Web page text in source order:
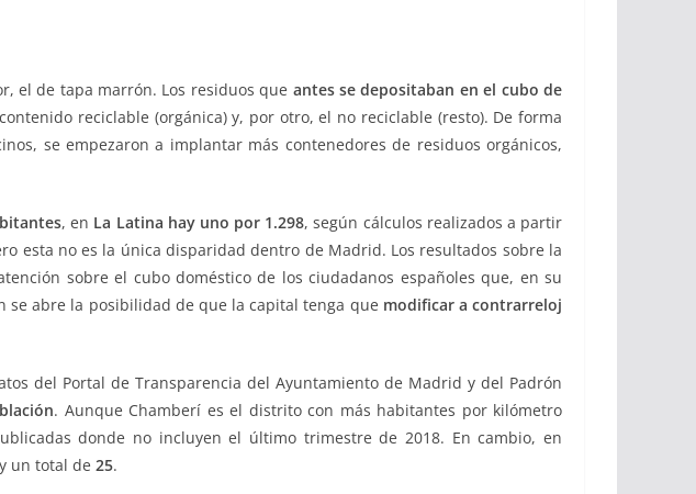
el de tapa marrón. Los residuos que antes se depositaban en el cubo de
reciclable (orgánica) y, por otro, el no reciclable (resto). De forma
se empezaron a implantar más contenedores de residuos orgánicos,
, en La Latina hay uno por 1.298, según cálculos realizados a partir
esta no es la única disparidad dentro de Madrid. Los resultados sobre la
sobre el cubo doméstico de los ciudadanos españoles que, en su
abre la posibilidad de que la capital tenga que modificar a contrarreloj
del Portal de Transparencia del Ayuntamiento de Madrid y del Padrón
. Aunque Chamberí es el distrito con más habitantes por kilómetro
donde no incluyen el último trimestre de 2018. En cambio, en
un total de 25.